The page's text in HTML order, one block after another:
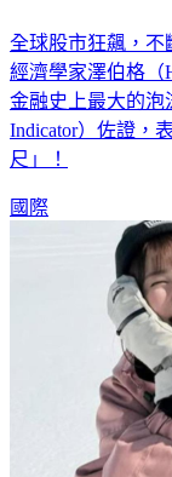
全球股市狂飆，不
經濟學家澤伯格（
金融史上最大的泡
Indicator）佐證，
尺」！
國際